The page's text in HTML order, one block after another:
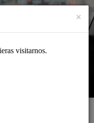
REGÍSTRATE
×